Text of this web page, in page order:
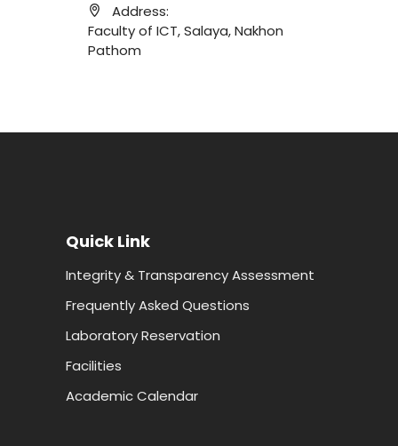
Address:
Faculty of ICT, Salaya, Nakhon
Pathom
Quick Link
Integrity & Transparency Assessment
Frequently Asked Questions
Laboratory Reservation
Facilities
Academic Calendar